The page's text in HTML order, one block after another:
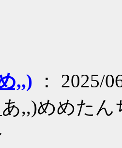
,,) ： 2025/
,,)めめた